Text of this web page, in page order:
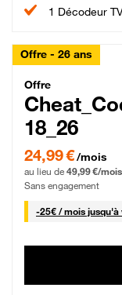
1 Décodeur
Offre - 26 ans
Offre
18_26
24,99 € par mois
24,99 €/mois
au lieu de 49,99 €/mois
Sans engagement
-25€ / mois25 €
jusqu'à